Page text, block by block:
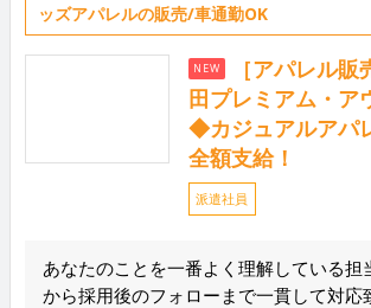
ッズアパレルの販売/車通勤OK
NEW
［アパレル
田プレミアム・ア
◆カジュアルアパ
全額支給！
派遣社員
あなたのことを一番よく理解している担
から採用後のフォローまで一貫して対応